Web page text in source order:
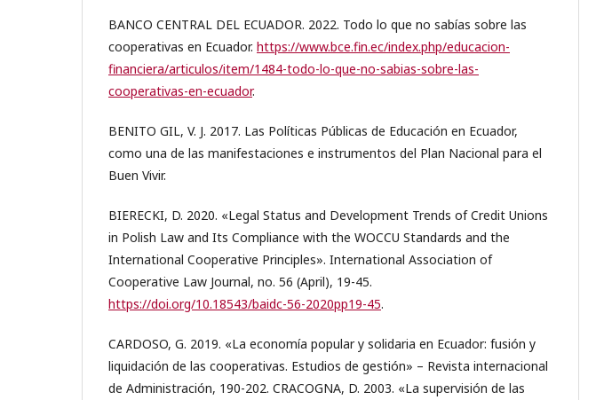
BANCO CENTRAL DEL ECUADOR. 2022. Todo lo que no sabías sobre las
cooperativas en Ecuador. https://www.bce.fin.ec/index.php/educacion-
financiera/articulos/item/1484-todo-lo-que-no-sabias-sobre-las-
cooperativas-en-ecuador.
BENITO GIL, V. J. 2017. Las Políticas Públicas de Educación en Ecuador,
como una de las manifestaciones e instrumentos del Plan Nacional para el
Buen Vivir.
BIERECKI, D. 2020. «Legal Status and Development Trends of Credit Unions
in Polish Law and Its Compliance with the WOCCU Standards and the
International Cooperative Principles». International Association of
Cooperative Law Journal, no. 56 (April), 19-45.
https://doi.org/10.18543/baidc-56-2020pp19-45.
CARDOSO, G. 2019. «La economía popular y solidaria en Ecuador: fusión y
liquidación de las cooperativas. Estudios de gestión» – Revista internacional
de Administración, 190-202. CRACOGNA, D. 2003. «La supervisión de las